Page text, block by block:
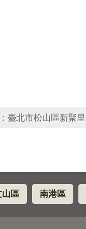
臺北市松山區新聚里
山區 南港區